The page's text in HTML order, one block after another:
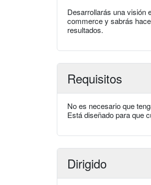
Desarrollarás una visión
commerce y sabrás
resultados.
Requisitos
No es necesario que
Está diseñado para que
Dirigido